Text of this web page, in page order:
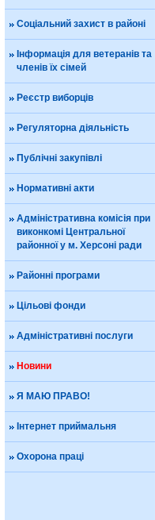
Соціальний захист в районі
Інформація для ветеранів та
членів їх сімей
Реєстр виборців
Регуляторна діяльність
Публічні закупівлі
Нормативні акти
Адміністративна комісія при
виконкомі Центральної
районної у м. Херсоні ради
Районні програми
Цільові фонди
Адміністративні послуги
Новини
Я МАЮ ПРАВО!
Інтернет приймальня
Охорона праці